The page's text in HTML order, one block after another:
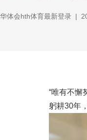
华体会hth体育最新登录 |
“唯有不懈
躬耕30年